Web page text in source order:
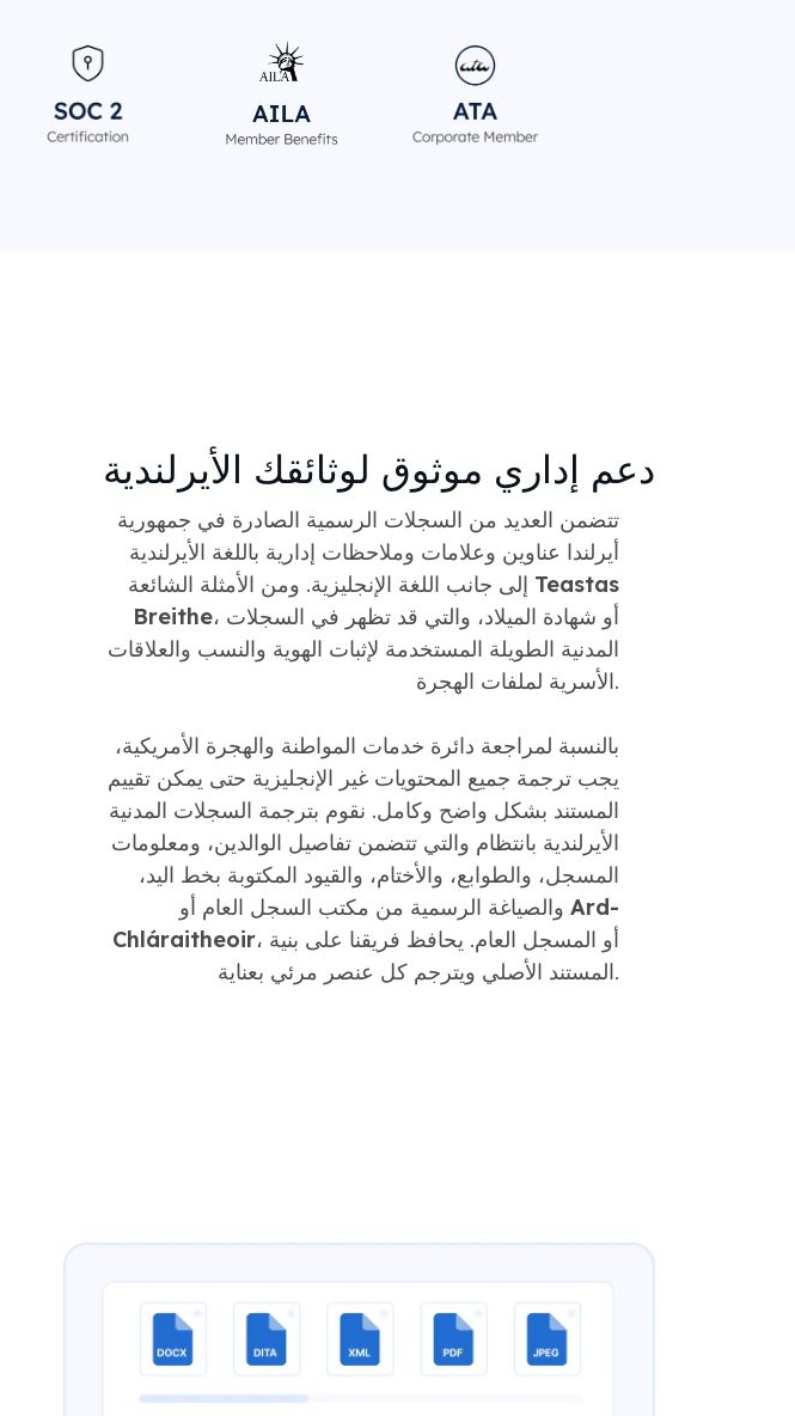
دعم إداري موثوق لوثائقك الأيرلندية
تتضمن العديد من السجلات الرسمية الصادرة في جمهورية
أيرلندا عناوين وعلامات وملاحظات إدارية باللغة الأيرلندية
Teastas
Breithe، أو شهادة الميلاد، والتي قد تظهر في السجلات
المدنية الطويلة المستخدمة لإثبات الهوية والنسب والعلاقات
الأسرية لملفات الهجرة.
بالنسبة لمراجعة دائرة خدمات المواطنة والهجرة الأمريكية،
يجب ترجمة جميع المحتويات غير الإنجليزية حتى يمكن تقييم
المستند بشكل واضح وكامل. نقوم بترجمة السجلات المدنية
الأيرلندية بانتظام والتي تتضمن تفاصيل الوالدين، ومعلومات
المسجل، والطوابع، والأختام، والقيود المكتوبة بخط اليد،
Ard-
Chláraitheoir، أو المسجل العام. يحافظ فريقنا على بنية
المستند الأصلي ويترجم كل عنصر مرئي بعناية.